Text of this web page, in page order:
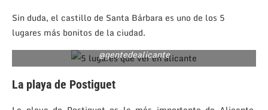
Sin duda, el castillo de Santa Bárbara es uno de los 5
lugares más bonitos de la ciudad.
@gentedealicante
La playa de Postiguet